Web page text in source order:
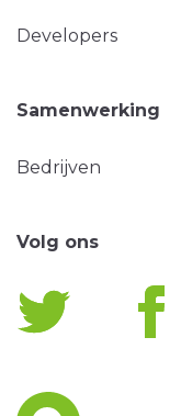
Developers
Samenwerking
Bedrijven
Volg ons